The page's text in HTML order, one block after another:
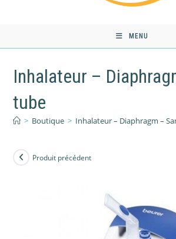
MENU
Inhalateur –
tube
> Boutique > Inhalateur – Diaphragm –
Produit précédent